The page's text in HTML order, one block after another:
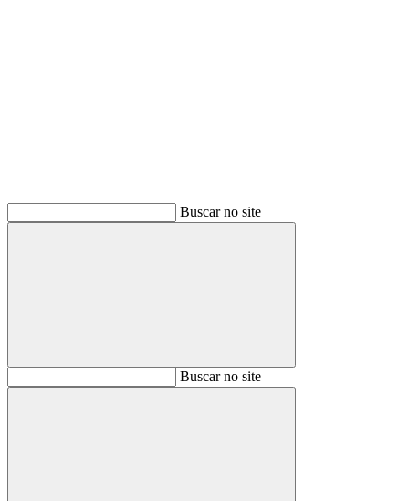
Buscar no site
BuscarBuscar no site